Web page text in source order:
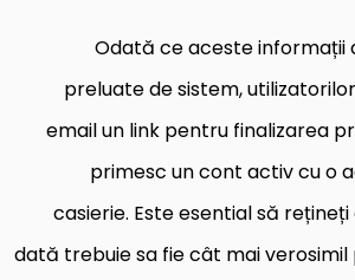
Odată ce aceste informații
preluate de sistem,
email un link pentru finalizarea
primesc un cont activ cu o
casierie. Este esential să
dată trebuie sa fie cât mai verosimil